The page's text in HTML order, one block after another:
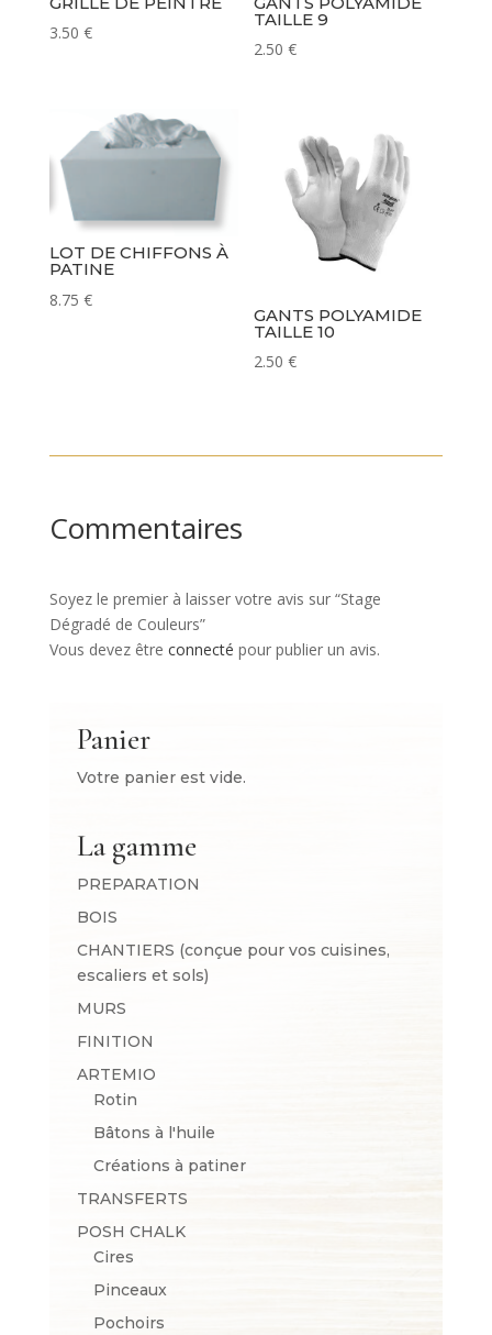
3.50 €
TAILLE 9
2.50€
LOT DE CHIFFONS À
PATINE
8.75 €
GANTS POLYAMIDE
TAILLE 10
2.50€
Commentaires
Soyez le premier à laisser votre avis sur “Stage
Dégradé de Couleurs”
Vous devez être connecté pour publier un avis.
Panier
Votre panier est vide.
La gamme
PREPARATION
BOIS
CHANTIERS (conçue pour vos cuisines,
escaliers et sols)
MURS
FINITION
ARTEMIO
Rotin
Bâtons à l'huile
Créations à patiner
TRANSFERTS
POSH CHALK
Cires
Pinceaux
Pochoirs